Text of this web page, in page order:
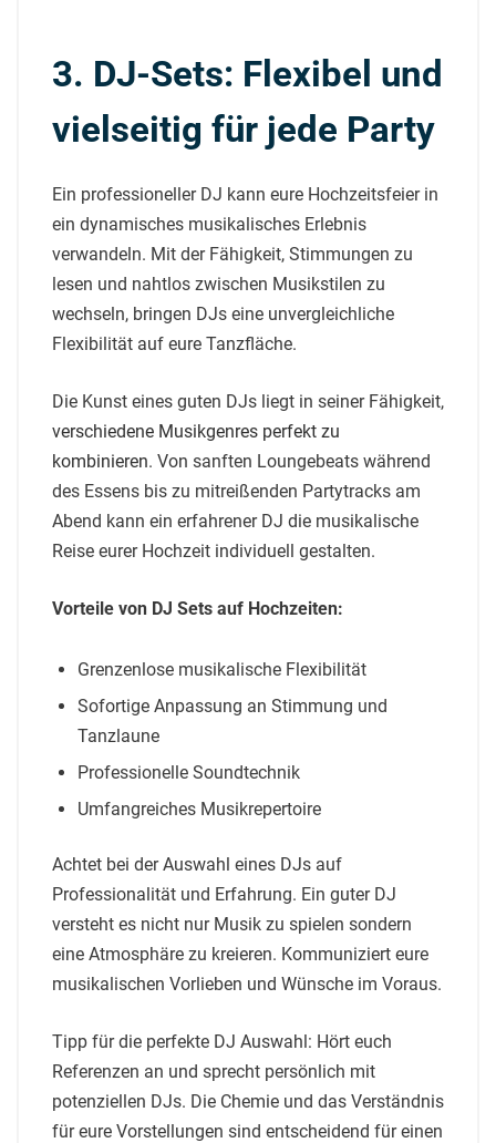
3. DJ-Sets: Flexibel und
vielseitig für jede Party
Ein professioneller DJ kann eure Hochzeitsfeier in
ein dynamisches musikalisches Erlebnis
verwandeln. Mit der Fähigkeit, Stimmungen zu
lesen und nahtlos zwischen Musikstilen zu
wechseln, bringen DJs eine unvergleichliche
Flexibilität auf eure Tanzfläche.
Die Kunst eines guten DJs liegt in seiner Fähigkeit,
verschiedene Musikgenres perfekt zu
kombinieren. Von sanften Loungebeats während
des Essens bis zu mitreißenden Partytracks am
Abend kann ein erfahrener DJ die musikalische
Reise eurer Hochzeit individuell gestalten.
Vorteile von DJ Sets auf Hochzeiten:
Grenzenlose musikalische Flexibilität
Sofortige Anpassung an Stimmung und
Tanzlaune
Professionelle Soundtechnik
Umfangreiches Musikrepertoire
Achtet bei der Auswahl eines DJs auf
Professionalität und Erfahrung. Ein guter DJ
versteht es nicht nur Musik zu spielen sondern
eine Atmosphäre zu kreieren. Kommuniziert eure
musikalischen Vorlieben und Wünsche im Voraus.
Tipp für die perfekte DJ Auswahl: Hört euch
Referenzen an und sprecht persönlich mit
potenziellen DJs. Die Chemie und das Verständnis
für eure Vorstellungen sind entscheidend für einen